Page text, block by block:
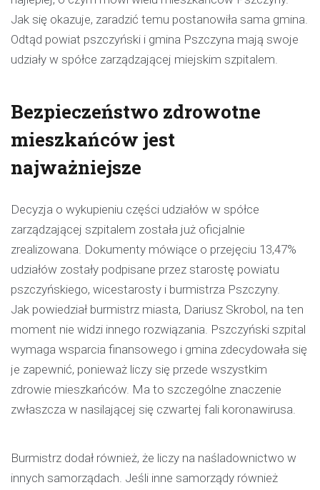
Jak się okazuje, zaradzić temu postanowiła sama gmina.
Odtąd powiat pszczyński i gmina Pszczyna mają swoje
udziały w spółce zarządzającej miejskim szpitalem.
Bezpieczeństwo zdrowotne
mieszkańców jest
najważniejsze
Decyzja o wykupieniu części udziałów w spółce
zarządzającej szpitalem została już oficjalnie
zrealizowana. Dokumenty mówiące o przejęciu 13,47%
udziałów zostały podpisane przez starostę powiatu
pszczyńskiego, wicestarosty i burmistrza Pszczyny.
Jak powiedział burmistrz miasta, Dariusz Skrobol, na ten
moment nie widzi innego rozwiązania. Pszczyński szpital
wymaga wsparcia finansowego i gmina zdecydowała się
je zapewnić, ponieważ liczy się przede wszystkim
zdrowie mieszkańców. Ma to szczególne znaczenie
zwłaszcza w nasilającej się czwartej fali koronawirusa.
Burmistrz dodał również, że liczy na naśladownictwo w
innych samorządach. Jeśli inne samorządy również